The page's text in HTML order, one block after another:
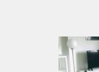
Huurtoeslag
Niet mogelijk
Inkomen eis